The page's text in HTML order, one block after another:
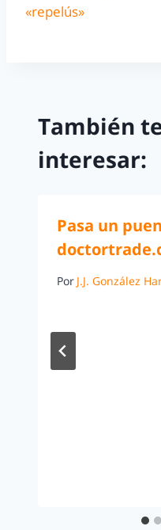
«repelús»
También
interesar:
Pasa un
Por J.J. González